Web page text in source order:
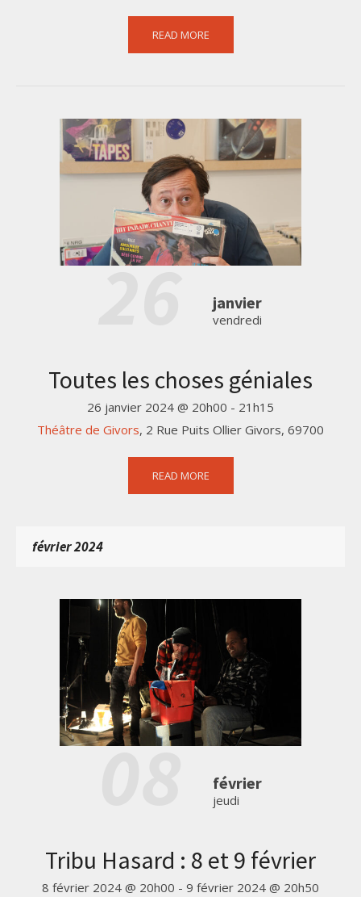
READ MORE
26 janvier
vendredi
Toutes les choses géniales
26 janvier 2024 @ 20h00 - 21h15
Théâtre de Givors, 2 Rue Puits Ollier Givors, 69700
READ MORE
février 2024
08 février
jeudi
Tribu Hasard : 8 et 9 février
8 février 2024 @ 20h00 - 9 février 2024 @ 20h50